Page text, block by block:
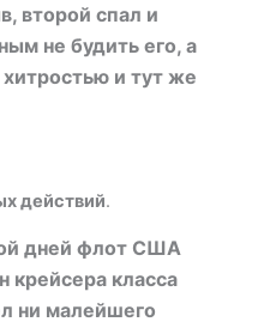
второй спал и
не будить его, а
и тут же
действий.
дней флот США
крейсера класса
ни малейшего